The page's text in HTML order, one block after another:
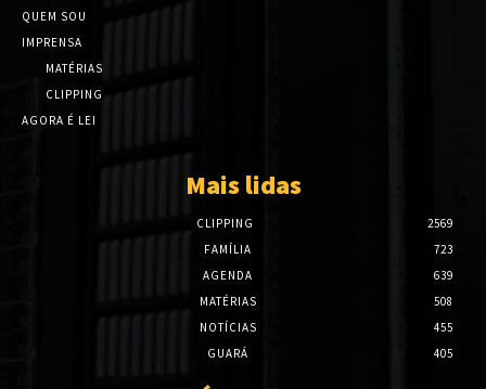
QUEM SOU
IMPRENSA
MATÉRIAS
CLIPPING
AGORA É LEI
Mais lidas
CLIPPING
2569
FAMÍLIA
723
AGENDA
639
MATÉRIAS
508
NOTÍCIAS
455
GUARÁ
405